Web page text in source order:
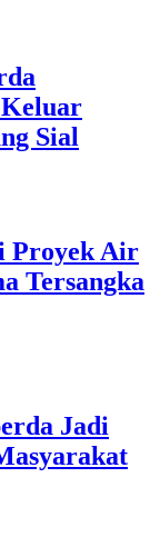
Sial
Proyek Air
Tersangka
Jadi